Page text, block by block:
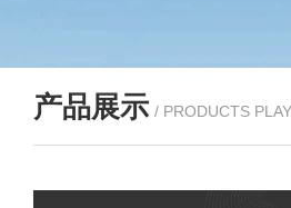
产品展示 / PRODUCTS PLAY